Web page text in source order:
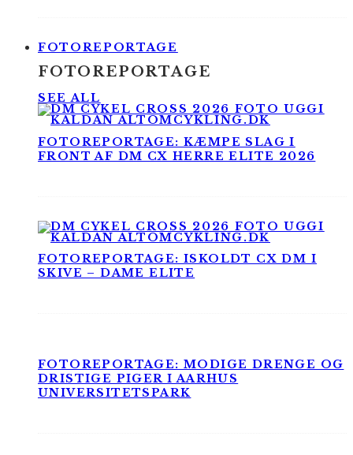
FOTOREPORTAGE
FOTOREPORTAGE
SEE ALL
FOTOREPORTAGE: KÆMPE SLAG I
FRONT AF DM CX HERRE ELITE 2026
FOTOREPORTAGE: ISKOLDT CX DM I
SKIVE – DAME ELITE
FOTOREPORTAGE: MODIGE DRENGE OG
DRISTIGE PIGER I AARHUS
UNIVERSITETSPARK